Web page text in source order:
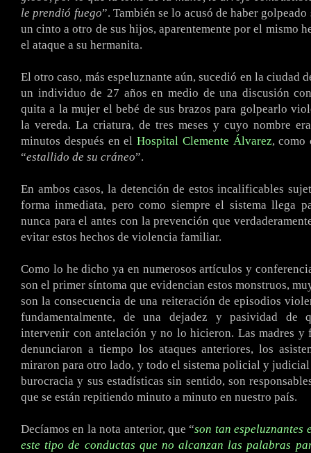
le prendió fuego”. También se lo acusó de haber
un cinto a otro de sus hijos, aparentemente por el mismo
el ataque a su hermanita.
El otro caso, más espeluznante aún, sucedió en la ciudad
un individuo de 27 años en medio de una discusión
quita a la mujer el bebé de sus brazos para golpearlo
la vereda. La criatura, de tres meses y cuyo nombre
minutos después en elHospital Clemente Álvarez, como
“estallido de su cráneo”.
En ambos casos, la detención de estos incalificables
forma inmediata, pero como siempre el sistema llega
nunca para el antes con la prevención que
evitar estos hechos de violencia familiar.
Como lo he dicho ya en numerosos artículos y
son el primer síntoma que evidencian estos monstruos,
son la consecuencia de una reiteración de episodios
fundamentalmente, de una dejadez y pasividad de
intervenir con antelación y no lo hicieron. Las madres y
denunciaron a tiempo los ataques anteriores, los
miraron para otro lado, y todo el sistema policial y judicial
burocracia y sus estadísticas sin sentido, son
que se están repitiendo minuto a minuto en nuestro país.
Decíamos en la nota anterior, que “son tan espeluznantes
este tipo de conductas que no alcanzan las palabras